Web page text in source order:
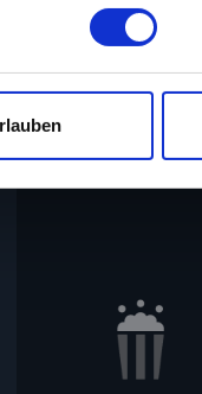
werden, und
Jahren 1910 bis
nicht
Unsere Partner
hast oder